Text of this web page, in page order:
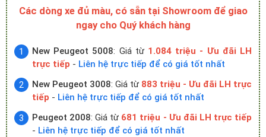
Các dòng xe đủ màu, có sẵn tại Showroom để giao
ngay cho Quý khách hàng
New Peugeot 5008: Giá từ 1.084 triệu - Ưu đãi LH
trực tiếp - Liên hệ trực tiếp để có giá tốt nhất
New Peugeot 3008: Giá từ 883 triệu - Ưu đãi LH trực
tiếp - Liên hệ trực tiếp để có giá tốt nhất
Peugeot 2008: Giá từ 681 triệu - Ưu đãi LH trực tiếp
- Liên hệ trực tiếp để có giá tốt nhất